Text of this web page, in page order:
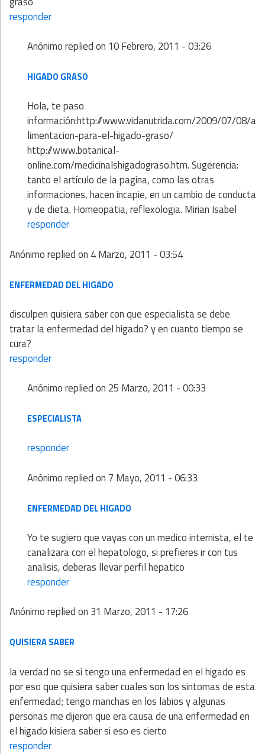
responder
Anónimoreplied on 10 Febrero, 2011 - 03:26
HIGADO GRASO
Hola, te paso
información:http://www.vidanutrida.com/2009/07/08/a
limentacion-para-el-higado-graso/
http://www.botanical-
online.com/medicinalshigadograso.htm. Sugerencia:
tanto el artículo de la pagina, como las otras
informaciones, hacen incapie, en un cambio de conducta
y de dieta. Homeopatia, reflexologia. Mirian Isabel
responder
Anónimoreplied on 4 Marzo, 2011 - 03:54
ENFERMEDAD DEL HIGADO
disculpen quisiera saber con que especialista se debe
tratar la enfermedad del higado? y en cuanto tiempo se
cura?
responder
Anónimoreplied on 25 Marzo, 2011 - 00:33
ESPECIALISTA
responder
Anónimoreplied on 7 Mayo, 2011 - 06:33
ENFERMEDAD DEL HIGADO
Yo te sugiero que vayas con un medico internista, el te
canalizara con el hepatologo, si prefieres ir con tus
analisis, deberas llevar perfil hepatico
responder
Anónimoreplied on 31 Marzo, 2011 - 17:26
QUISIERA SABER
la verdad no se si tengo una enfermedad en el higado es
por eso que quisiera saber cuales son los sintomas de esta
enfermedad; tengo manchas en los labios y algunas
personas me dijeron que era causa de una enfermedad en
el higado kisiera saber si eso es cierto
responder